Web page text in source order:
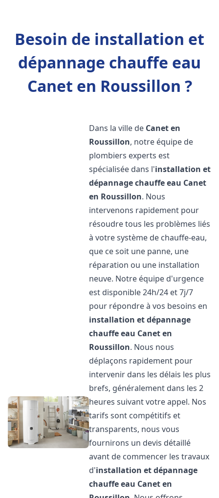
Besoin de installation et
dépannage chauffe eau
Canet en Roussillon ?
Dans la ville de Canet en
Roussillon, notre équipe de
plombiers experts est
spécialisée dans l'installation et
dépannage chauffe eau Canet
en Roussillon. Nous
intervenons rapidement pour
résoudre tous les problèmes liés
à votre système de chauffe-eau,
que ce soit une panne, une
réparation ou une installation
neuve. Notre équipe d'urgence
est disponible 24h/24 et 7j/7
pour répondre à vos besoins en
installation et dépannage
chauffe eau Canet en
Roussillon. Nous nous
déplaçons rapidement pour
intervenir dans les délais les plus
brefs, généralement dans les 2
heures suivant votre appel. Nos
tarifs sont compétitifs et
transparents, nous vous
fournirons un devis détaillé
avant de commencer les travaux
d'installation et dépannage
chauffe eau Canet en